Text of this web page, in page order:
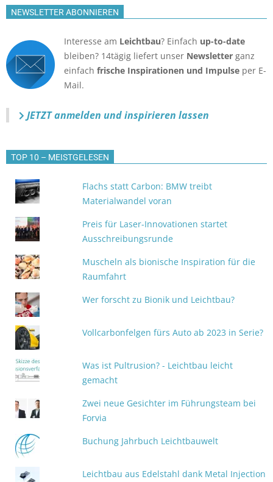
NEWSLETTER ABONNIEREN
Interesse am Leichtbau? Einfach up-to-date
bleiben? 14tägig liefert unser Newsletter ganz
einfach frische Inspirationen und Impulse per E-
Mail.
JETZT anmelden und inspirieren lassen
TOP 10 – MEISTGELESEN
Flachs statt Carbon: BMW treibt
Materialwandel voran
Preis für Laser-Innovationen startet
Ausschreibungsrunde
Muscheln als bionische Inspiration für die
Raumfahrt
Wer forscht zu Bionik und Leichtbau?
Vollcarbonfelgen fürs Auto ab 2023 in Serie?
Was ist Pultrusion? - Leichtbau leicht
gemacht
Zwei neue Gesichter im Führungsteam bei
Forvia
Buchung Jahrbuch Leichtbauwelt
Leichtbau aus Edelstahl dank Metal Injection